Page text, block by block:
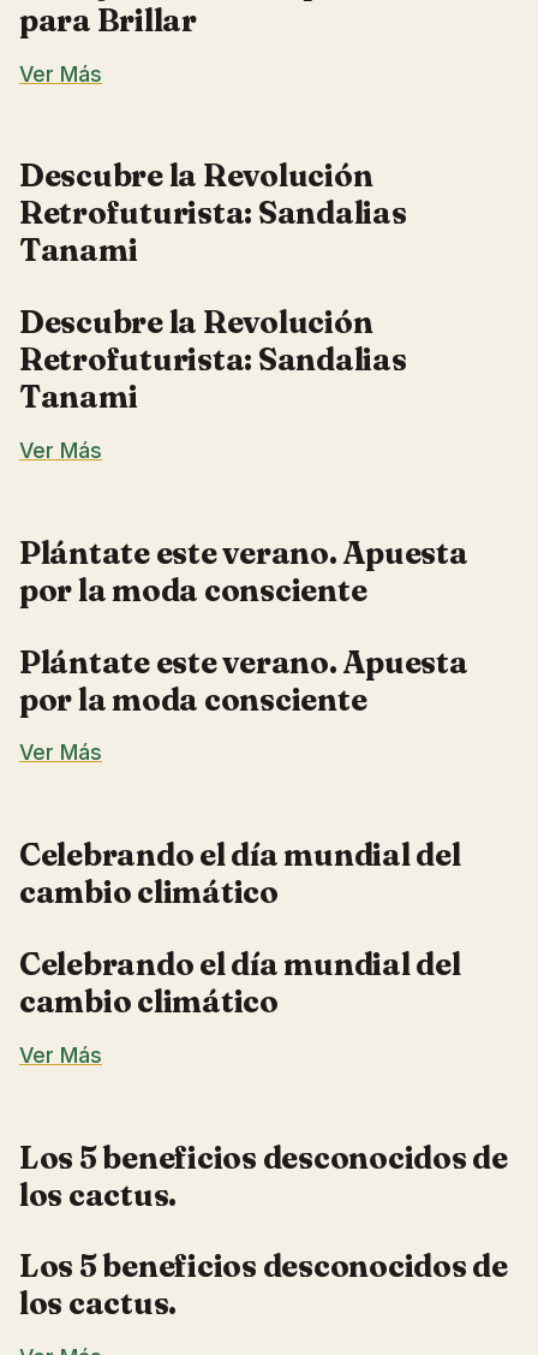
para Brillar
Ver Más
Descubre la Revolución
Retrofuturista: Sandalias
Tanami
Descubre la Revolución
Retrofuturista: Sandalias
Tanami
Ver Más
Plántate este verano. Apuesta
por la moda consciente
Plántate este verano. Apuesta
por la moda consciente
Ver Más
Celebrando el día mundial del
cambio climático
Celebrando el día mundial del
cambio climático
Ver Más
Los 5 beneficios desconocidos de
los cactus.
Los 5 beneficios desconocidos de
los cactus.